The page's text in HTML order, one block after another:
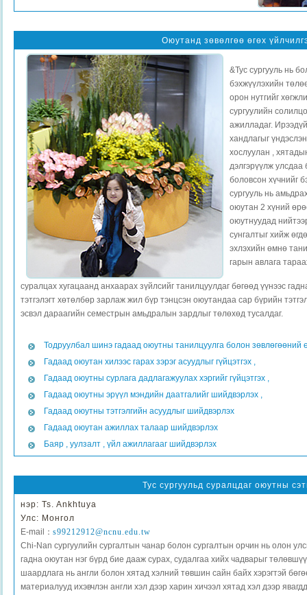
Оюутанд зөвөлгөө өгөх
&Тус сургууль нь
бэхжүүлэхийн
орон нутгийг
сургуулийн
ажилладаг.
хандлагыг
хослуулан ,
дэлгэрүүлж
боловсон хүчнийг
сургууль нь
оюутан 2 хүний
оюутнуудад
сунгалтыг хийж
эхлэхийн өмнө
гарын авлага
суралцах хугацаанд анхаарах зүйлсийг танилцуулдаг бөгөөд үүнээс
тэтгэлэгт хөтөлбөр зарлаж жил бүр тэнцсэн оюутандаа сар бүрийн
эсвэл дараагийн семестрын амьдралын зардлыг төлөхөд тусалдаг.
Тодруулбал шинэ гадаад оюутны танилцуулга болон зөвлөгөөний
Гадаад оюутан хилээс гарах зэрэг асуудлыг гүйцэтгэх ,
Гадаад оюутны сурлага дадлагажуулах хэргийг гүйцэтгэх ,
Гадаад оюутны эрүүл мэндийн даатгалийг шийдвэрлэх ,
Гадаад оюутны тэтгэлгийн асуудлыг шийдвэрлэх
Гадаад оюутан ажиллах талаар шийдвэрлэх
Баяр , уулзалт , үйл ажиллагааг шийдвэрлэх
Тус сургуульд суралцдаг оюутны
нэр: Ts. Ankhtuya
Улс: Монгол
E-mail： s99212912@ncnu.edu.tw
Chi-Nan сургуулийн сургалтын чанар болон сургалтын орчин нь олон
гадна оюутан нэг бүрд бие дааж сурах, судалгаа хийх чадварыг
шаардлага нь англи болон хятад хэлний төвшин сайн байх хэрэгтэй
материалууд ихэвчлэн англи хэл дээр харин хичээл хятад хэл дээр